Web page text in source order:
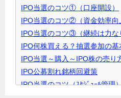
リ
ッ
ク
で
開
き
ま
IPO当選のコツ①（口座開設）
IPO当選のコツ②（資金効率向
IPO当選のコツ③（継続は力な
IPO何株買える？抽選参加の基
IPO当選～購入～IPO株の売り
IPO公募割れ銘柄回避策
IPO当選のコツ（ｽｹｼﾞｭｰﾙ管理